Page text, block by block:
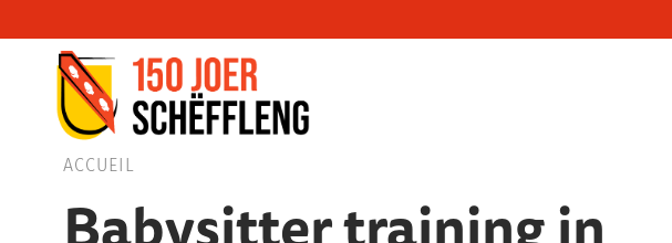
Schifflange, schifflange-logo, gemeng schëfflenge, commune de
ACCUEIL